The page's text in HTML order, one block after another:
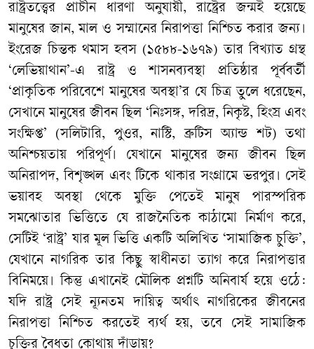
রাষ্ট্রতত্ত্বের প্রাচীন ধারণা অনুযায়ী, রাষ্ট্রের জন্মই হয়েছে
মানুষের জান, মাল ও সম্মানের নিরাপত্তা নিশ্চিত করার জন্য।
ইংরেজ চিন্তক থমাস হবস (১৫৮৮-১৬৭৯) তার বিখ্যাত গ্রন্থ
‘লেভিয়াথান’-এ রাষ্ট্র ও শাসনব্যবস্থা প্রতিষ্ঠার পূর্ববর্তী
‘প্রাকৃতিক পরিবেশে মানুষের অবস্থা’র যে চিত্র তুলে ধরেছেন,
সেখানে মানুষের জীবন ছিল ‘নিঃসঙ্গ, দরিদ্র, নিকৃষ্ট, হিংস্র এবং
সংক্ষিপ্ত’ (সলিটারি, পুওর, নাস্টি, ব্রুটিস অ্যান্ড শট) তথা
অনিশ্চয়তায় পরিপূর্ণ। যেখানে মানুষের জন্য জীবন ছিল
অনিরাপদ, বিশৃঙ্খল এবং টিকে থাকার সংগ্রামে ভরপুর। সেই
ভয়াবহ অবস্থা থেকে মুক্তি পেতেই মানুষ পারস্পরিক
সমঝোতার ভিত্তিতে যে রাজনৈতিক কাঠামো নির্মাণ করে,
সেটিই ‘রাষ্ট্র’ যার মূল ভিত্তি একটি অলিখিত ‘সামাজিক চুক্তি’,
যেখানে নাগরিক তার কিছু স্বাধীনতা ত্যাগ করে নিরাপত্তার
বিনিময়ে। কিন্তু এখানেই মৌলিক প্রশ্নটি অনিবার্য হয়ে ওঠে:
যদি রাষ্ট্র সেই ন্যূনতম দায়িত্ব অর্থাৎ নাগরিকের জীবনের
নিরাপত্তা নিশ্চিত করতেই ব্যর্থ হয়, তবে সেই সামাজিক
চুক্তির বৈধতা কোথায় দাঁড়ায়?